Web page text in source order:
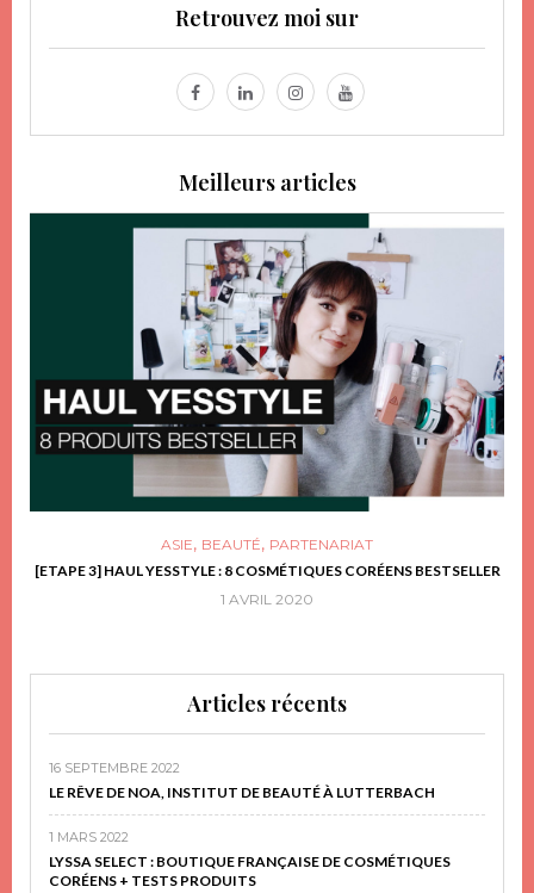
Retrouvez moi sur
Meilleurs articles
ASIE, BEAUTÉ, PARTENARIAT
[ETAPE 3] HAUL YESSTYLE : 8 COSMÉTIQUES CORÉENS BESTSELLER
1 AVRIL 2020
Articles récents
16 SEPTEMBRE 2022
LE RÊVE DE NOA, INSTITUT DE BEAUTÉ À LUTTERBACH
1 MARS 2022
LYSSA SELECT : BOUTIQUE FRANÇAISE DE COSMÉTIQUES
CORÉENS + TESTS PRODUITS